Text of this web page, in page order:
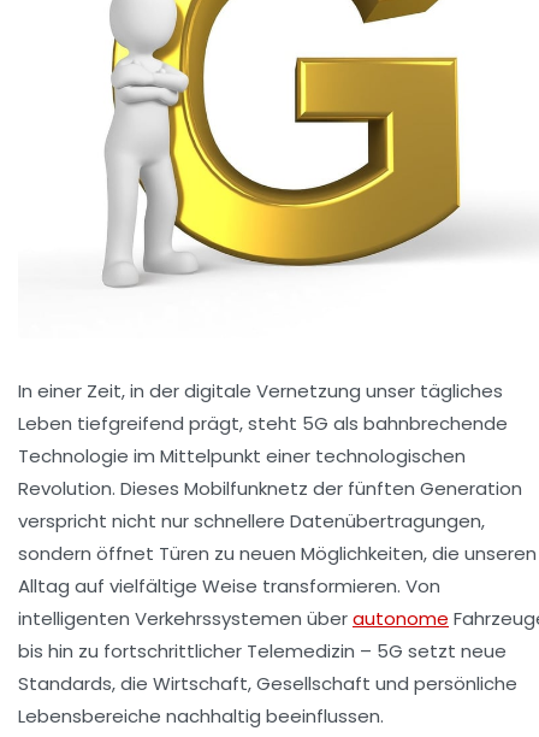
In einer Zeit, in der digitale Vernetzung unser tägliches
Leben tiefgreifend prägt, steht 5G als bahnbrechende
Technologie im Mittelpunkt einer technologischen
Revolution. Dieses Mobilfunknetz der fünften Generation
verspricht nicht nur schnellere Datenübertragungen,
sondern öffnet Türen zu neuen Möglichkeiten, die unseren
Alltag auf vielfältige Weise transformieren. Von
intelligenten Verkehrssystemen überautonome
bis hin zu fortschrittlicher Telemedizin – 5G setzt neue
Standards, die Wirtschaft, Gesellschaft und persönliche
Lebensbereiche nachhaltig beeinflussen.